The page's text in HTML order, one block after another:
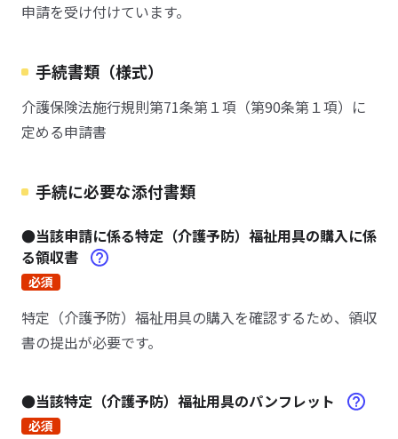
申請を受け付けています。
手続書類（様式）
介護保険法施行規則第71条第１項（第90条第１項）に
定める申請書
手続に必要な添付書類
●当該申請に係る特定（介護予防）福祉用具の購入に係
る領収書
必須
特定（介護予防）福祉用具の購入を確認するため、領収
書の提出が必要です。
●当該特定（介護予防）福祉用具のパンフレット
必須